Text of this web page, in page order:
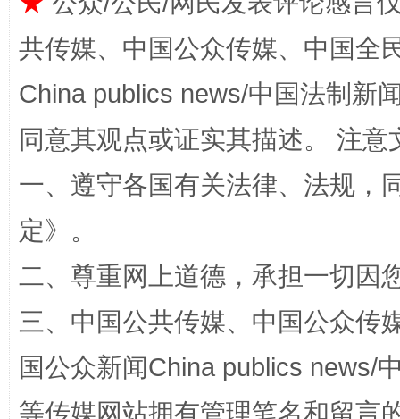
揭批美国五大"原罪" "炒
解纷+调解+退费，一次搞定
共传媒、中国公众传媒、中国全
China publics news/中国法制新
同意其观点或证实其描述。 注
一、遵守各国有关法律、法规，
定》。
二、尊重网上道德，承担一切因
三、中国公共传媒、中国公众传
国公众新闻China publics news/
等传媒网站拥有管理笔名和留言